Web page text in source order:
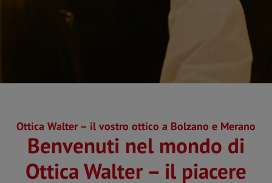
Ottica Walter – il vostro ottico a Bolzano e Merano
Benvenuti nel mondo di
Ottica Walter – il piacere